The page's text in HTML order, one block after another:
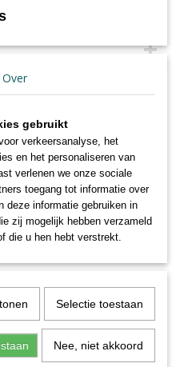
hoog
en veleformaten.
- rood - zilver - turqoise - wit -
formaat 20x30cm.
van 2 jumbo ophanghaken voor
van 4 jumbo ophanghaken voor
Over
gebruikt
verkeersanalyse, het
en het personaliseren van
verlenen we onze sociale
toegang tot informatie over
deze informatie gebruiken in
zij mogelijk hebben verzameld
die u hen hebt verstrekt.
Selectie toestaan
Nee, niet akkoord